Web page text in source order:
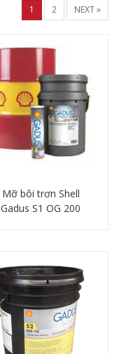
1 2 NEXT »
Mỡ bôi trơn Shell
Gadus S1 OG 200